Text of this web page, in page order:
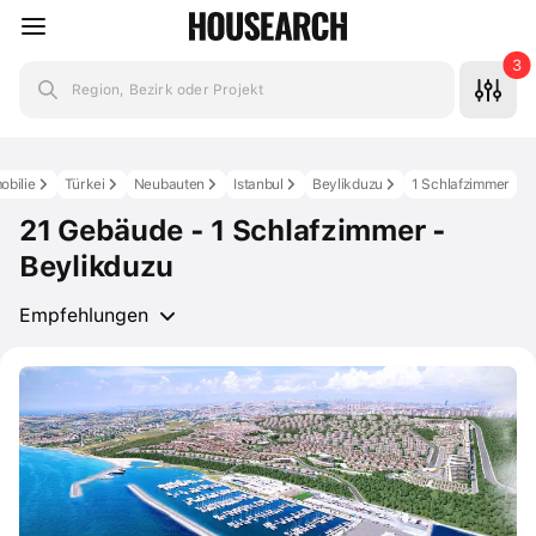
Region, Bezirk oder Projekt
3
1 Schlafzimmer
Beylikduzu
Istanbul
Neubauten
Türkei
21 Gebäude - 1 Schlafzimmer -
Beylikduzu
Empfehlungen